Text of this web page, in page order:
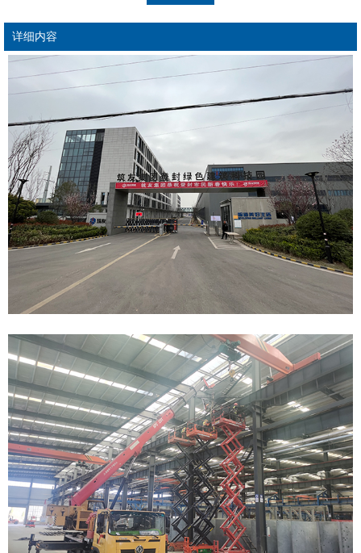
详细内容